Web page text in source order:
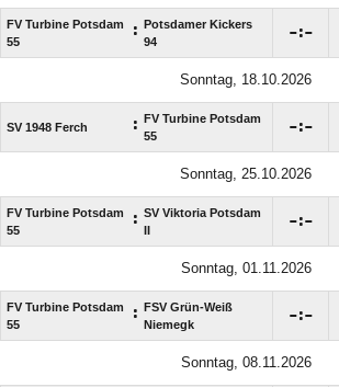
FV Turbine Potsdam
55
: Potsdamer Kickers
94
:
Sonntag, 18.10.2026
SV 1948 Ferch : FV Turbine Potsdam
55
:
Sonntag, 25.10.2026
FV Turbine Potsdam
55
: SV Viktoria Potsdam
II
:
Sonntag, 01.11.2026
FV Turbine Potsdam
55
: FSV Grün-Weiß
Niemegk
:
Sonntag, 08.11.2026